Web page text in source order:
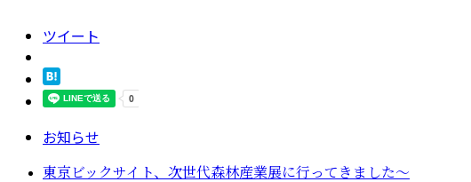
ツイート
お知らせ
東京ビックサイト、次世代森林産業展に行ってきました〜